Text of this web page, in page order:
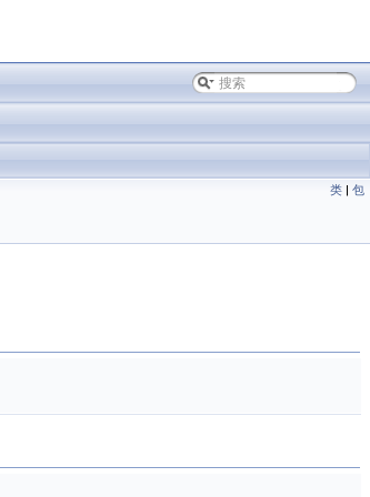
类 | 包